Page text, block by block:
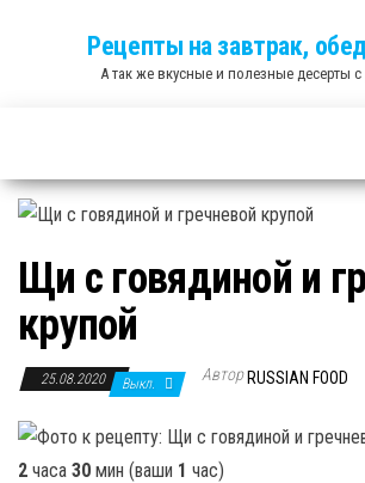
Рецепты на завтрак,
А так же вкусные и полезные десерты с
Щи с говядиной и
крупой
25.08.2020 Выкл. Автор RUSSIAN FOOD
2 часа 30 мин (ваши 1 час)